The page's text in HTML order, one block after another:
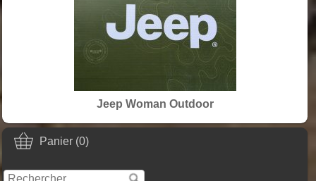
Panier (0)
Jeep Woman Outdoor